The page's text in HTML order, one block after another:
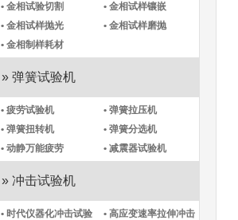
• 金相试验切割
• 金相试样镶嵌
• 金相试样抛光
• 金相试样磨抛
• 金相制样耗材
» 弹簧试验机
• 疲劳试验机
• 弹簧拉压机
• 弹簧扭转机
• 弹簧分选机
• 动静万能疲劳
• 减震器试验机
» 冲击试验机
• 时代仪器化冲击试验
• 高应变速率拉伸冲击